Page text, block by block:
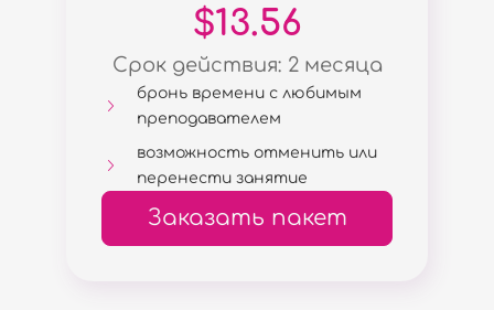
$13.56
Срок действия: 2 месяца
бронь времени с любимым
преподавателем
возможность отменить или
перенести занятие
Заказать пакет